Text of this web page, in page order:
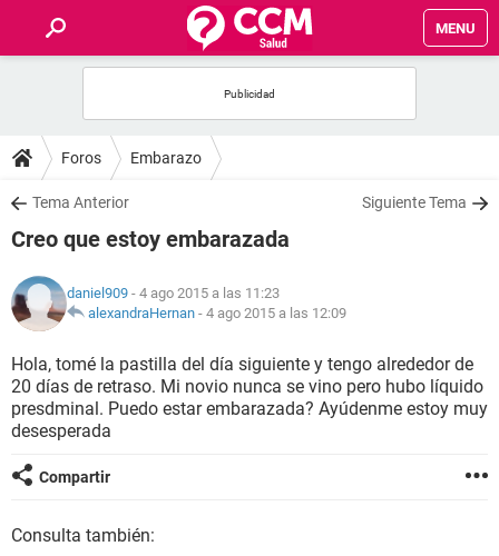
MENU
FOROS
SALUD
FAMILIA
NUTRICIÓN
BIENESTAR
SEXUALIDAD
GLOSARIO
Foros Embarazo
Tema Anterior Siguiente Tema
Creo que estoy embarazada
daniel909 - 4 ago 2015 a las 11:23
alexandraHernan - 4 ago 2015 a las 12:09
Hola, tomé la pastilla del día siguiente y tengo alrededor de
20 días de retraso. Mi novio nunca se vino pero hubo líquido
presdminal. Puedo estar embarazada? Ayúdenme estoy muy
desesperada
Compartir
Consulta también: